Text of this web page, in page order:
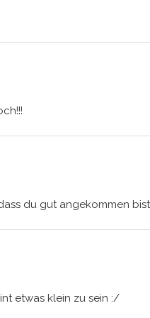
du gut angekommen
etwas klein zu sein :/